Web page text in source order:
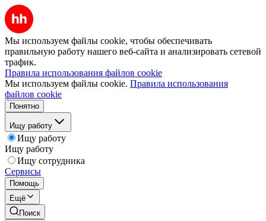
Мы используем файлы cookie, чтобы обеспечивать
правильную работу нашего веб-сайта и анализировать сетевой
трафик.
Правила использования файлов cookie
Мы используем файлы cookie. Правила использования
файлов cookie
Понятно
Ищу работу
Ищу работу
Ищу работу
Ищу сотрудника
Сервисы
Помощь
Ещё
Поиск